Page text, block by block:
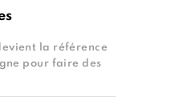
la référence
pour faire des